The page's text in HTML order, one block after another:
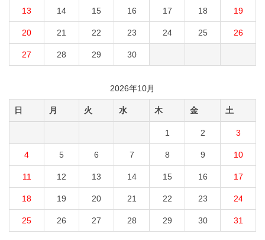
13 14 15 16 17 18 19
20 21 22 23 24 25 26
27 28 29 30
2026年10月
日 月 火 水 木 金 土
1 2 3
4 5 6 7 8 9 10
11 12 13 14 15 16 17
18 19 20 21 22 23 24
25 26 27 28 29 30 31